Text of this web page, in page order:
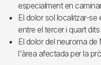
especialment en
El dolor sol localitzar-
entre el tercer i quart
El dolor del neuroma
l'àrea afectada per la